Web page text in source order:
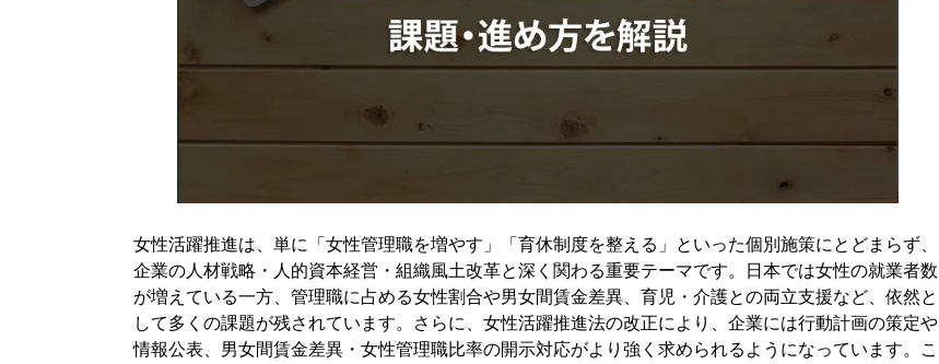
3-4. 有価証券報告書における人的資本開示との関係
4. 企業が女性活躍推進に取り組むメリット
4-1. 採用力・定着率の向上につながる
4-2. 管理職・意思決定層の多様性が高まる
4-3. 企業価値・ESG評価の向上につながる
5-1. 性別役割意識・アンコンシャスバイアスが残っている
5-2. 女性管理職候補の育成機会が不足している
5-3. ロールモデルが少なく昇進意欲が高まりにくい
5-4. 育児・介護との両立支援が制度だけで終わっている
女性活躍推進は、単に「女性管理職を増やす」「育休制度を整える」といった個別施策にとどまらず、
企業の人材戦略・人的資本経営・組織風土改革と深く関わる重要テーマです。日本では女性の就業者数
が増えている一方、管理職に占める女性割合や男女間賃金差異、育児・介護との両立支援など、依然と
して多くの課題が残されています。さらに、女性活躍推進法の改正により、企業には行動計画の策定や
情報公表、男女間賃金差異・女性管理職比率の開示対応がより強く求められるようになっています。こ